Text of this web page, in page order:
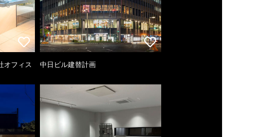
フィス 中日ビル建替計画